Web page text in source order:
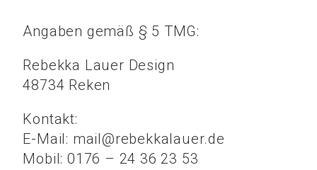
Angaben gemäß § 5 TMG:
Rebekka Lauer Design
48734 Reken
Kontakt:
E-Mail: mail@rebekkalauer.de
Mobil: 0176 – 24 36 23 53